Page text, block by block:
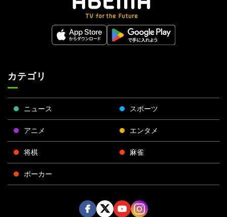
カテゴリ
ニュース スポーツ
アニメ エンタメ
将棋 麻雀
ポーカー